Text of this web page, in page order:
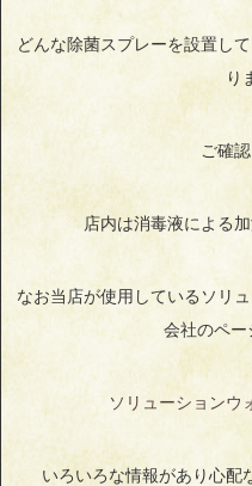
どんな除菌スプレーを設置し
り
ご確
店内は消毒液による
なお当店が使用しているソリ
会社のペー
ソリューションウ
いろいろな情報があり心配